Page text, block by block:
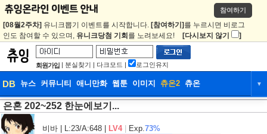
참여하기
[08월2주차] 유니크뽑기 이벤트를 시작합니다. [참여하기] 를 누르시면 비로그
인도 참여할 수 있으며, 유니크당첨 기회 를 노려보세요! [다시보지 않기 ]
회원가입 | 분실찾기 | 다크모드 | 로그인유지
DB 뉴스 커뮤니티 애니만화 웹툰 이미지 츄온2 츄온 ▼
DB 뉴스
웹툰 이미지 츄온2
은혼 202~252 한눈에보기...
비바 | L:23/A:648 | LV4 Exp.73%